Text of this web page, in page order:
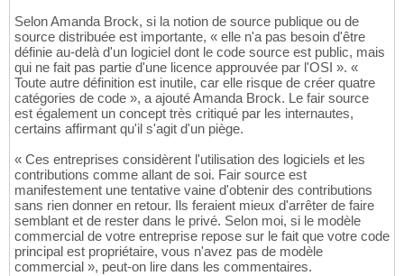
Selon Amanda Brock, si la notion de source publique ou de
source distribuée est importante, « elle n'a pas besoin d'être
définie au-delà d'un logiciel dont le code source est public, mais
qui ne fait pas partie d'une licence approuvée par l'OSI ». «
Toute autre définition est inutile, car elle risque de créer quatre
catégories de code », a ajouté Amanda Brock. Le fair source
est également un concept très critiqué par les internautes,
certains affirmant qu'il s'agit d'un piège.
« Ces entreprises considèrent l'utilisation des logiciels et les
contributions comme allant de soi. Fair source est
manifestement une tentative vaine d'obtenir des contributions
sans rien donner en retour. Ils feraient mieux d'arrêter de faire
semblant et de rester dans le privé. Selon moi, si le modèle
commercial de votre entreprise repose sur le fait que votre code
principal est propriétaire, vous n'avez pas de modèle
commercial », peut-on lire dans les commentaires.